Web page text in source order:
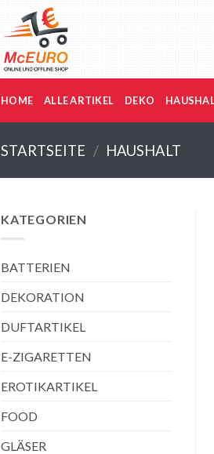
HOME ALLE ARTIKEL DEKO
STARTSEITE / HAUSHALT
KATEGORIEN
BATTERIEN
DEKORATION
DUFTARTIKEL
E-ZIGARETTEN
EROTIKARTIKEL
FOOD
GLÄSER